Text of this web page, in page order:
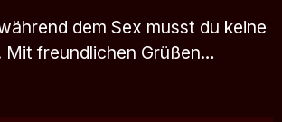
dem Sex musst du keine
Mit freundlichen Grüßen…